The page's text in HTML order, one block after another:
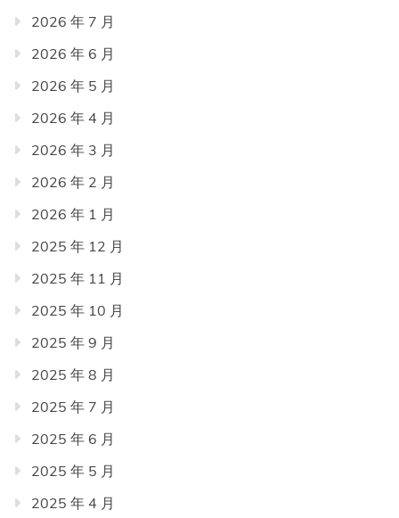
2026 年 7 月
2026 年 6 月
2026 年 5 月
2026 年 4 月
2026 年 3 月
2026 年 2 月
2026 年 1 月
2025 年 12 月
2025 年 11 月
2025 年 10 月
2025 年 9 月
2025 年 8 月
2025 年 7 月
2025 年 6 月
2025 年 5 月
2025 年 4 月